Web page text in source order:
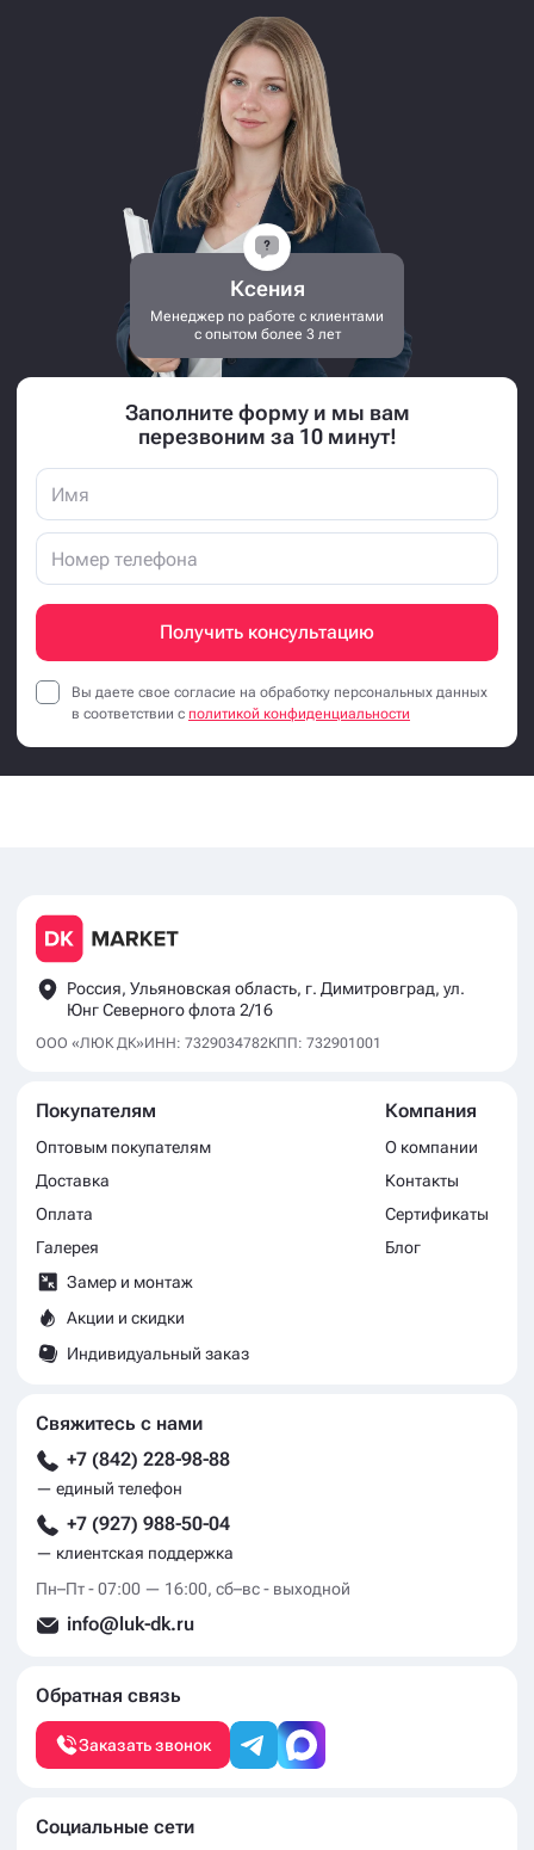
Ксения
Менеджер по работе с клиентами
с опытом более 3 лет
Заполните форму и мы вам
перезвоним за 10 минут!
Получить консультацию
Вы даете свое согласие на обработку персональных данных
в соответствии с политикой конфиденциальности
Россия, Ульяновская область, г. Димитровград, ул.
Юнг Северного флота 2/16
ООО «ЛЮК ДК»ИНН: 7329034782КПП: 732901001
Покупателям
Оптовым покупателям
Доставка
Оплата
Галерея
Замер и монтаж
Акции и скидки
Индивидуальный заказ
Компания
О компании
Контакты
Сертификаты
Блог
Свяжитесь с нами
+7 (842) 228-98-88
— единый телефон
+7 (927) 988-50-04
— клиентская поддержка
Пн–Пт - 07:00 — 16:00, сб–вс - выходной
info@luk-dk.ru
Обратная связь
Заказать звонок
Социальные сети